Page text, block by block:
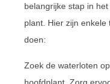
belangrijke stap in
plant. Hier zijn
doen:
Zoek de waterloten
hoofdplant. Zorg